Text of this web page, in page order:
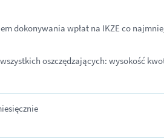
dokonywania wpłat na IKZE co
oszczędzających: wysokość